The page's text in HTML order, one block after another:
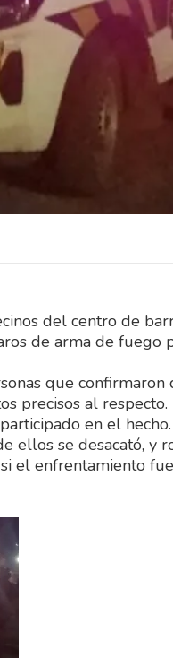
del centro de
de arma de
que confirmaron
precisos al
en el hecho.
ellos se desacató, y
el enfrentamiento
Interior, a través del